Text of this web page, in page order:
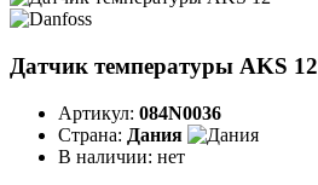
Датчик температуры AKS 12
Артикул: 084N0036
Страна: Дания
В наличии: нет